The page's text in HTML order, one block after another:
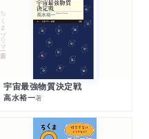
ちくまプリマー新書
宇宙最強物質決定戦
高水裕一著